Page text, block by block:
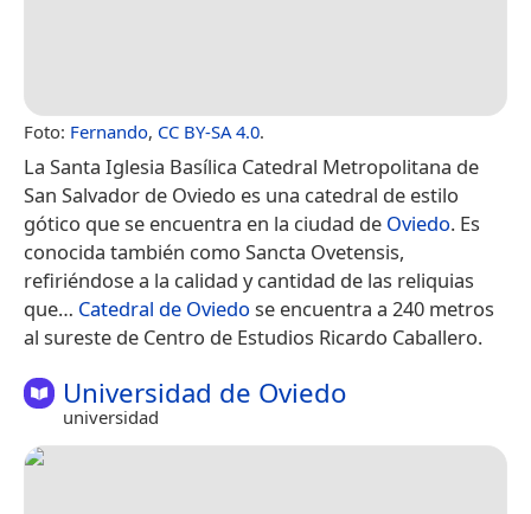
Foto: Fernando, CC BY-SA 4.0.
La Santa Iglesia Basílica Catedral Metropolitana de
San Salvador de Oviedo es una catedral de estilo
gótico que se encuentra en la ciudad de Oviedo. Es
conocida también como Sancta Ovetensis,
refiriéndose a la calidad y cantidad de las reliquias
que… Catedral de Oviedo se encuentra a 240 metros
al sureste de Centro de Estudios Ricardo Caballero.
Universidad de Oviedo
universidad